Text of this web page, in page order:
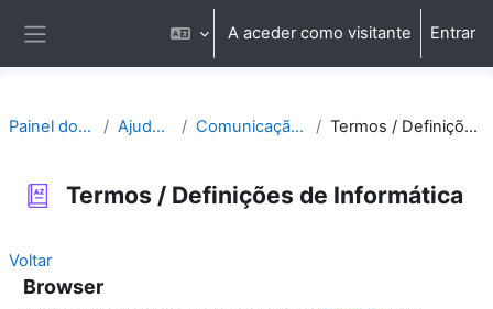
A aceder como visitante Entrar
Painel do utilizador Ajuda | Apoio Comunicação | Questões Termos / Definições de Informática
Termos / Definições de Informática
Voltar
Browser